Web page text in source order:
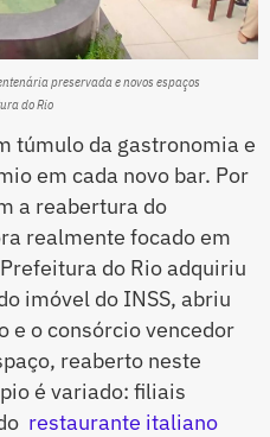
preservada e novos espaços
do Rio
túmulo da gastronomia e
em cada novo bar. Por
a reabertura do
realmente focado em
do Rio adquiriu
imóvel do INSS, abriu
e o consórcio vencedor
reaberto neste
é variado: filiais
restaurante italiano